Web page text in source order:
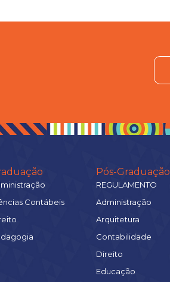
Contábeis
Pós-Graduação
REGULAMENTO
Administração
Arquitetura
Contabilidade
Direito
Educação